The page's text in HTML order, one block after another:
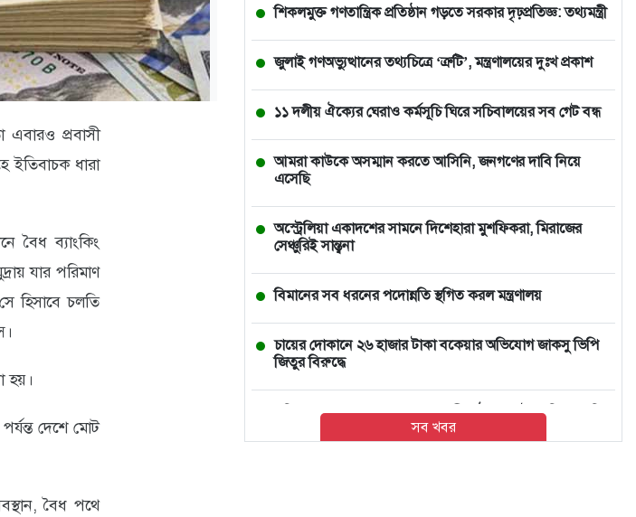
প্রবাসী
ইতিবাচক ধারা
বৈধ ব্যাংকিং
যার পরিমাণ
হিসাবে চলতি
হয়।
দেশে মোট
বৈধ পথে
শিকলমুক্ত গণতান্ত্রিক প্রতিষ্ঠান গড়তে সরকার দৃঢ়প্রতিজ্ঞ: তথ্যমন্ত্রী
জুলাই গণঅভ্যুত্থানের তথ্যচিত্রে ‘ত্রুটি’, মন্ত্রণালয়ের দুঃখ প্রকাশ
১১ দলীয় ঐক্যের ঘেরাও কর্মসূচি ঘিরে সচিবালয়ের সব গেট বন্ধ
আমরা কাউকে অসম্মান করতে আসিনি, জনগণের দাবি নিয়ে
এসেছি
অস্ট্রেলিয়া একাদশের সামনে দিশেহারা মুশফিকরা, মিরাজের
সেঞ্চুরিই সান্ত্বনা
বিমানের সব ধরনের পদোন্নতি স্থগিত করল মন্ত্রণালয়
চায়ের দোকানে ২৬ হাজার টাকা বকেয়ার অভিযোগ জাকসু ভিপি
জিতুর বিরুদ্ধে
সচিবালয় ঘেরাও করতে গেল ১১ দলীয় ঐক্য, আটকে দিলো পুলিশ
সব খবর